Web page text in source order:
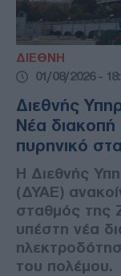
ΔΙΕΘΝΗ
01/08/2026 -
Διεθνής
Νέα
πυρηνικό
Η Διεθνής
(ΔΥΑΕ)
σταθμός της
υπέστη νέα
του πολέμου.